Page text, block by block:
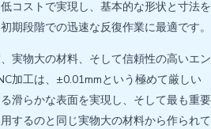
コストで実現し、基本的な形状と寸法を
期段階での迅速な反復作業に最適です。
実物大の材料、そして信頼性の高いエン
加工は、±0.01mmという極めて厳しい
滑らかな表面を実現し、そして最も重要
するのと同じ実物大の材料から作られて